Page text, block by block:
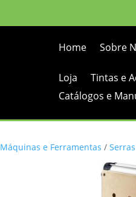
Home Sobre
Loja Tintas e
Catálogos e
Máquinas e Ferramentas / Serras